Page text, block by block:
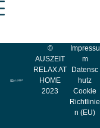
©
AUSZEIT
RELAX AT
HOME
2023
Impressu
m
Datensc
hutz
Cookie
Richtlinie
n (EU)